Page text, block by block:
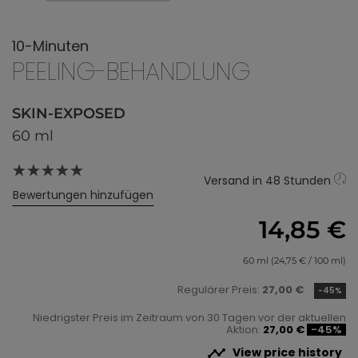
10-Minuten
PEELING-BEHANDLUNG
SKIN-EXPOSED
60 ml
Bewertungen hinzufügen
Versand in 48 Stunden
14,85 €
60 ml (24,75 € / 100 ml)
Regulärer Preis: 27,00 € -45%
Niedrigster Preis im Zeitraum von 30 Tagen vor der aktuellen
Aktion: 27,00 € -45%
 View price history